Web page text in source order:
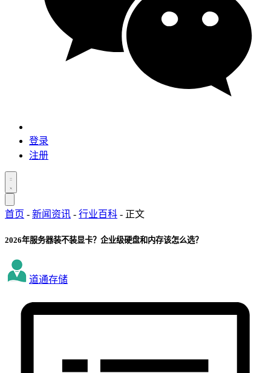
登录
注册
首页 - 新闻资讯 - 行业百科 - 正文
2026年服务器装不装显卡？企业级硬盘和内存该怎么选？
道通存储